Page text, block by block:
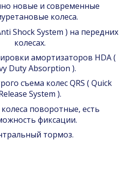
новые и современные
колеса.
Shock System ) на передних
колесах.
амортизаторов HDA (
Duty Absorption ).
съема колес QRS ( Quick
System ).
поворотные, есть
фиксации.
тормоз.